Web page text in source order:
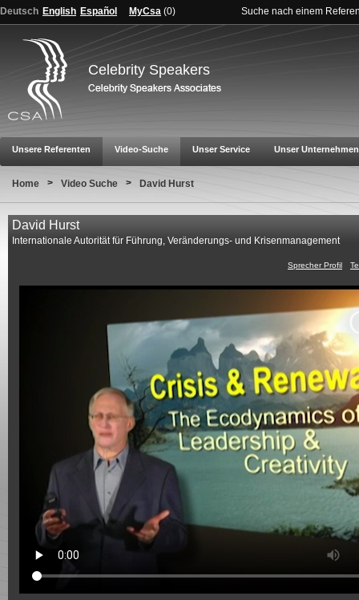
Deutsch English Español MyCsa (0) Suche nach einem
Celebrity Speakers
Unsere Referenten Video-Suche Unser Service Unser Unternehmen
Home > Video Suche > David Hurst
David Hurst
Internationale Autorität für Führung, Veränderungs- und Krisenmanagement
Sprecher Profil